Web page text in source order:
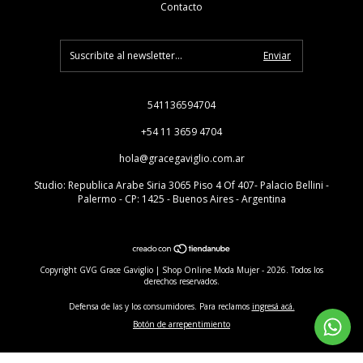
Contacto
541136594704
+54 11 3659 4704
hola@gracegaviglio.com.ar
Studio: Republica Arabe Siria 3065 Piso 4 Of 407- Palacio Bellini -
Palermo - CP: 1425 - Buenos Aires - Argentina
Copyright GVG Grace Gaviglio | Shop Online Moda Mujer - 2026. Todos los
derechos reservados.
Defensa de las y los consumidores. Para reclamos ingresá acá.
Botón de arrepentimiento